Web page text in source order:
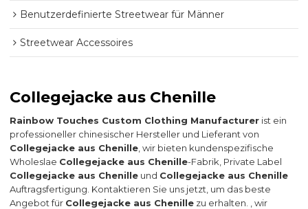
Benutzerdefinierte Streetwear für Männer
Streetwear Accessoires
Collegejacke aus Chenille
Rainbow Touches Custom Clothing Manufacturer ist ein
professioneller chinesischer Hersteller und Lieferant von
Collegejacke aus Chenille , wir bieten kundenspezifische
Wholeslae Collegejacke aus Chenille-Fabrik, Private Label
Collegejacke aus Chenille und Collegejacke aus Chenille
Auftragsfertigung. Kontaktieren Sie uns jetzt, um das beste
Angebot für Collegejacke aus Chenille zu erhalten. , wir